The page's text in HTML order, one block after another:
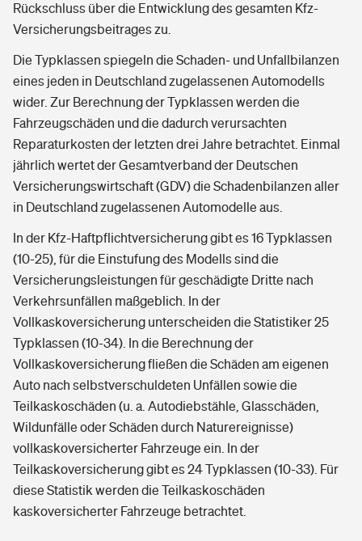
Rückschluss über die Entwicklung des gesamten Kfz-
Versicherungsbeitrages zu.
Die Typklassen spiegeln die Schaden- und Unfallbilanzen
eines jeden in Deutschland zugelassenen Automodells
wider. Zur Berechnung der Typklassen werden die
Fahrzeugschäden und die dadurch verursachten
Reparaturkosten der letzten drei Jahre betrachtet. Einmal
jährlich wertet der Gesamtverband der Deutschen
Versicherungswirtschaft (GDV) die Schadenbilanzen aller
in Deutschland zugelassenen Automodelle aus.
In der Kfz-Haftpflichtversicherung gibt es 16 Typklassen
(10-25), für die Einstufung des Modells sind die
Versicherungsleistungen für geschädigte Dritte nach
Verkehrsunfällen maßgeblich. In der
Vollkaskoversicherung unterscheiden die Statistiker 25
Typklassen (10-34). In die Berechnung der
Vollkaskoversicherung fließen die Schäden am eigenen
Auto nach selbstverschuldeten Unfällen sowie die
Teilkaskoschäden (u. a. Autodiebstähle, Glasschäden,
Wildunfälle oder Schäden durch Naturereignisse)
vollkaskoversicherter Fahrzeuge ein. In der
Teilkaskoversicherung gibt es 24 Typklassen (10-33). Für
diese Statistik werden die Teilkaskoschäden
kaskoversicherter Fahrzeuge betrachtet.